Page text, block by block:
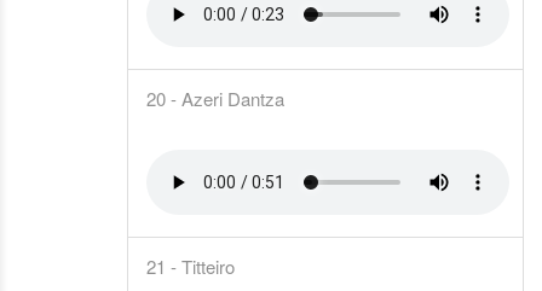
20 - Azeri Dantza
21 - Titteiro